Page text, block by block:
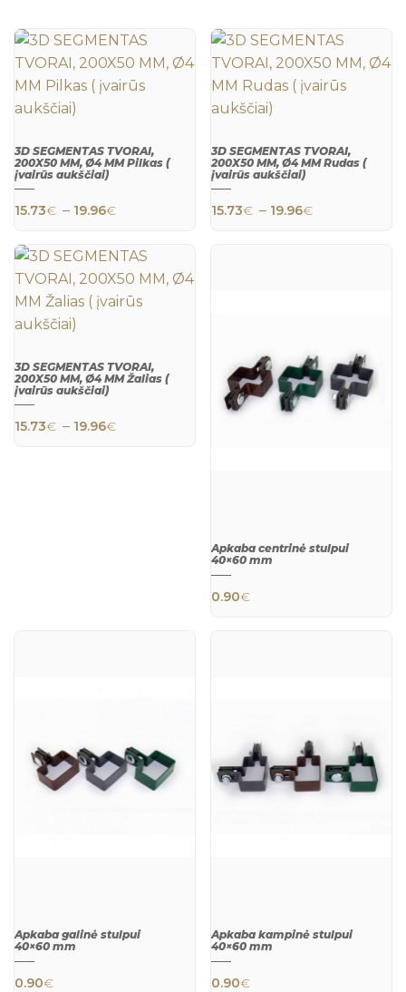
This product has multiple variants. The
3D SEGMENTAS TVORAI,
200X50 MM, Ø4 MM Pilkas (
įvairūs aukščiai)
15.73€ – 19.96€ Price range: 15.73€ through 19.96€
3D SEGMENTAS TVORAI,
200X50 MM, Ø4 MM Rudas (
įvairūs aukščiai)
15.73€ – 19.96€
This product has multiple variants. The
3D SEGMENTAS TVORAI,
200X50 MM, Ø4 MM Žalias (
įvairūs aukščiai)
15.73€ – 19.96€
Apkaba centrinė stulpui
40×60 mm
0.90€
Apkaba galinė stulpui
40×60 mm
0.90€
Apkaba kampinė stulpui
40×60 mm
0.90€